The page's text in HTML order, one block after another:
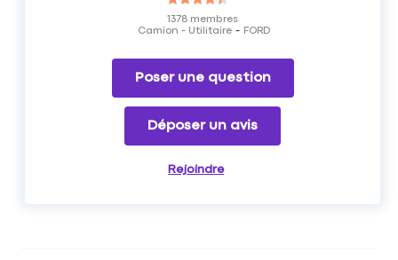
Camion - Utilitaire FORD
1378 membres
Poser une question
Déposer un avis
Rejoindre